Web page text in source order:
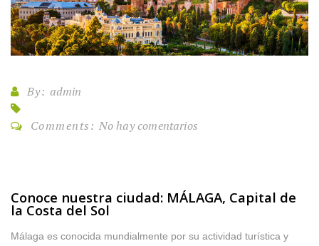
By: admin
Comments: No hay comentarios
Conoce nuestra ciudad: MÁLAGA, Capital de
la Costa del Sol
Málaga es conocida mundialmente por su actividad turística y